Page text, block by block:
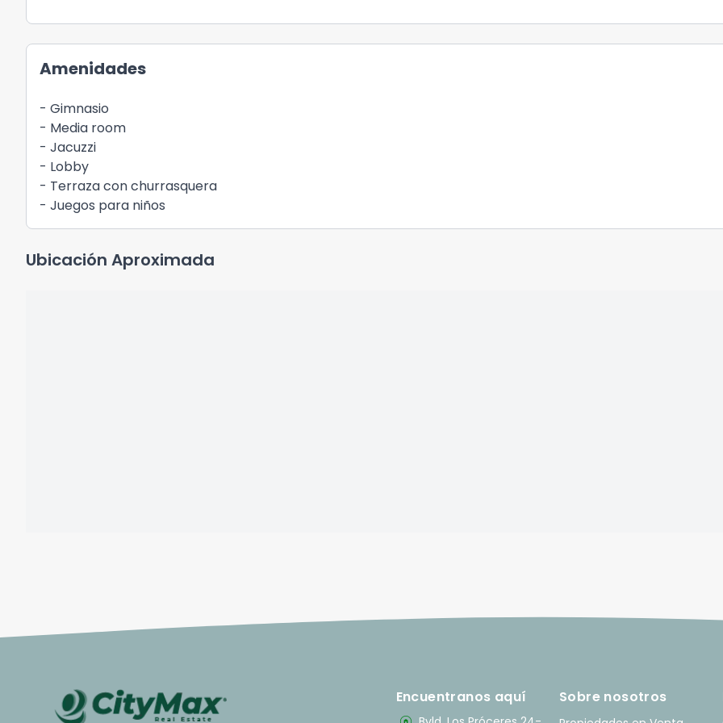
Amenidades
- Gimnasio
- Media room
- Jacuzzi
- Lobby
- Terraza con churrasquera
- Juegos para niños
Ubicación Aproximada
Encuentranos aquí Sobre nosotros